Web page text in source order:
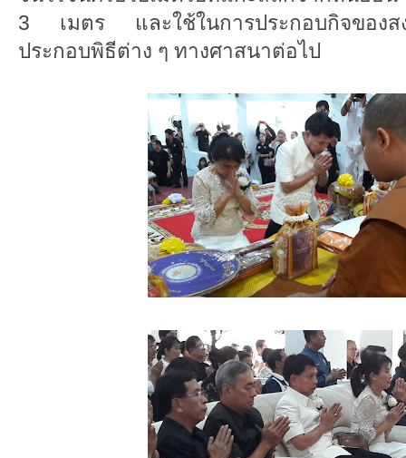
3 เมตร และใช้ในการประกอบกิจของ
ประกอบพิธีต่าง ๆ ทางศาสนาต่อไป